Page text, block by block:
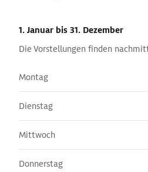
1. Januar bis 31. Dezember
Die Vorstellungen finden
Montag
Dienstag
Mittwoch
Donnerstag